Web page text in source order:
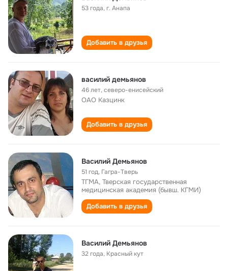
53 года,г. Анапа
Добавить в друзья
василий демьянов
46 лет,северо-енисейский
ОАО Казцинк
Добавить в друзья
Василий Демьянов
51 год, Гагра-Тверь
ТГМА, Тверская государственная
медицинская академия (бывш. КГМИ)
Добавить в друзья
Василий Демьянов
32 года, Красный кут